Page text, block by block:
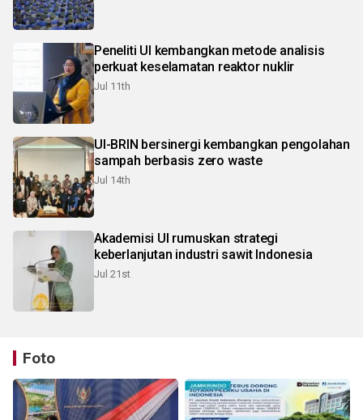
Peneliti UI kembangkan metode analisis
perkuat keselamatan reaktor nuklir
Jul 11th
UI-BRIN bersinergi kembangkan pengolahan
sampah berbasis zero waste
Jul 14th
Akademisi UI rumuskan strategi
keberlanjutan industri sawit Indonesia
Jul 21st
Foto